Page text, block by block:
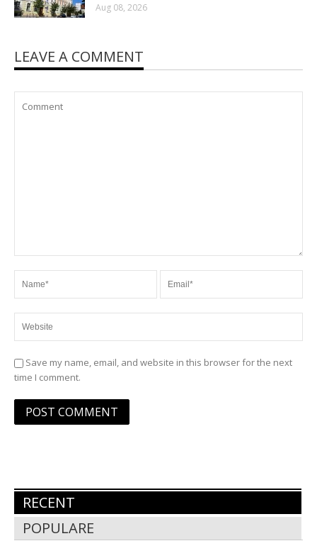
Aug 08, 2026
LEAVE A COMMENT
Save my name, email, and website in this browser for the next
time I comment.
RECENT
POPULARE